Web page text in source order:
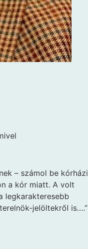
– számol be kórházi
a kór miatt. A volt
legkarakteresebb
jelöltekről is….”